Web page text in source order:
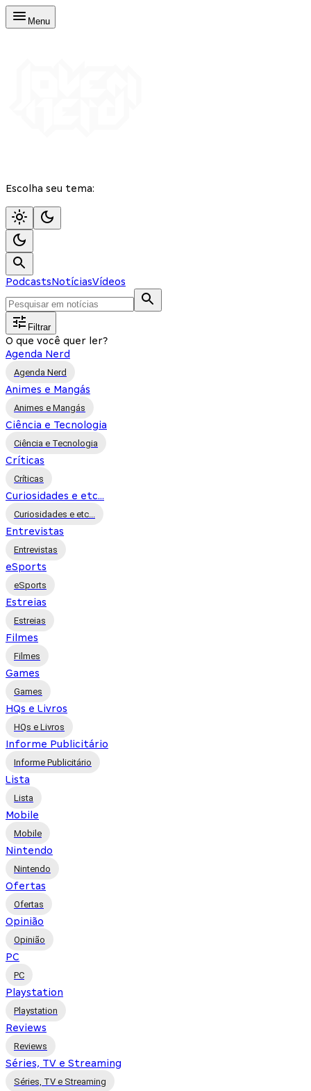
Menu
Escolha seu tema:
PodcastsNotíciasVídeos
Filtrar
O que você quer ler?
Agenda Nerd
Agenda Nerd
Animes e Mangás
Animes e Mangás
Ciência e Tecnologia
Ciência e Tecnologia
Críticas
Críticas
Curiosidades e etc...
Curiosidades e etc...
Entrevistas
Entrevistas
eSports
eSports
Estreias
Estreias
Filmes
Filmes
Games
Games
HQs e Livros
HQs e Livros
Informe Publicitário
Informe Publicitário
Lista
Lista
Mobile
Mobile
Nintendo
Nintendo
Ofertas
Ofertas
Opinião
Opinião
PC
PC
Playstation
Playstation
Reviews
Reviews
Séries, TV e Streaming
Séries, TV e Streaming